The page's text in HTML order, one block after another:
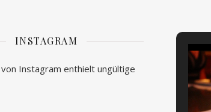
INSTAGRAM
Instagram enthielt ungültige